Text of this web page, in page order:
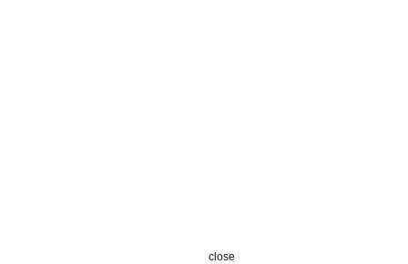
close